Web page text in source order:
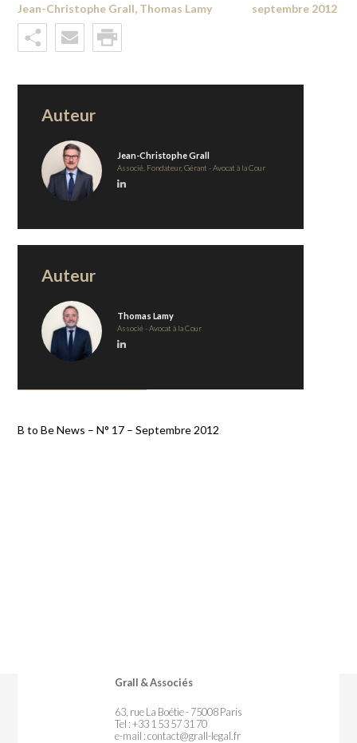
Jean-Christophe Grall, Thomas Lamy septembre 2012
Auteur
Jean-Christophe Grall
Associé, Fondateur, Gérant - Avocat à la Cour
Auteur
Thomas Lamy
Associé - Avocat à la Cour
B to Be News – N° 17 – Septembre 2012
Grall & Associés
63, rue La Boétie - 75008 Paris
Tel : +33 1 53 57 31 70
e-mail :contact@grall-legal.fr